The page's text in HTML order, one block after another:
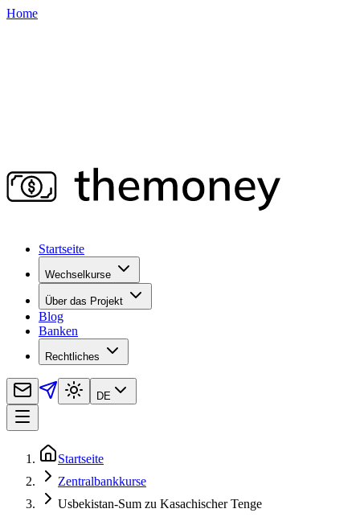
Home
Startseite
Wechselkurse
Über das Projekt
Blog
Banken
Rechtliches
DE
Startseite
Zentralbankkurse
Usbekistan-Sum zu Kasachischer Tenge